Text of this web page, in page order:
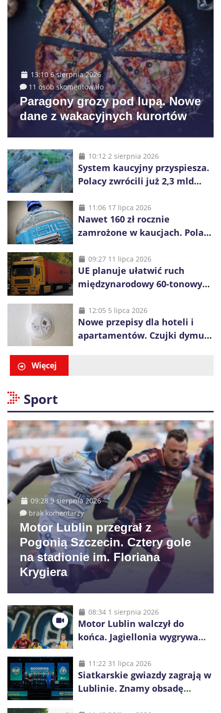
13:10 6 sierpnia 2026
11 osób skomentowało
Paragony grozy pod lupą. Nowe
dane z wakacyjnych kurortów
10:12 2 sierpnia 2026
System kaucyjny przyspiesza.
Polacy zwrócili już 2,3 mld
11:06 17 lipca 2026
Nawet 160 zł rocznie
zamrożone w kaucjach. Polacy
vouchery
09:27 11 lipca 2026
UE planuje ułatwić ruch
międzynarodowy 60-tonowych
konkurencji
12:05 5 lipca 2026
Nowe przepisy dla hoteli i
apartamentów. Czujki dymu
Więcej
Sport
09:28 9 sierpnia 2026
brak komentarzy
Motor Lublin przegrał z
Pogonią Szczecin. Cztery gole
na stadionie im. Floriana
Krygiera
08:34 1 sierpnia 2026
Motor Lublin walczył do
końca. Jagiellonia wygrywa
11:22 31 lipca 2026
Siatkarskie gwiazdy zagrają w
Lublinie. Znamy obsadę